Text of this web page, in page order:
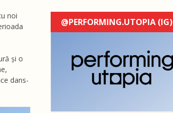
noi
și o
dans-
@PERFORMING.UTOPIA (IG)